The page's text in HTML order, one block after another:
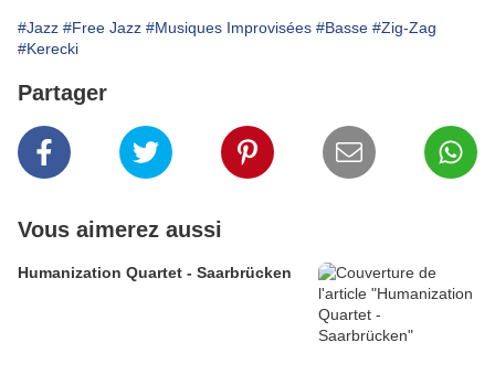
#Jazz #Free Jazz #Musiques Improvisées #Basse #Zig-Zag
#Kerecki
Partager
Vous aimerez aussi
Humanization Quartet - Saarbrücken